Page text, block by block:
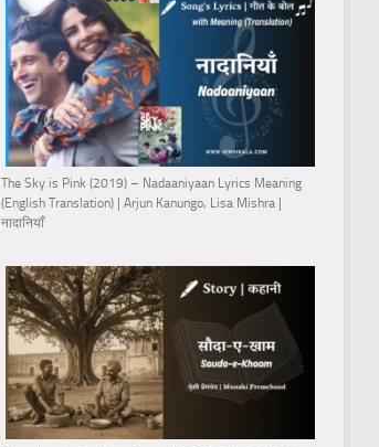
The Sky is Pink (2019) – Nadaaniyaan Lyrics Meaning
(English Translation) | Arjun Kanungo, Lisa Mishra |
नादानियाँ